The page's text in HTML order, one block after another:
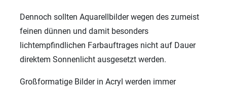
Dennoch sollten Aquarellbilder wegen des zumeist
feinen dünnen und damit besonders
lichtempfindlichen Farbauftrages nicht auf Dauer
direktem Sonnenlicht ausgesetzt werden.
Großformatige Bilder in Acryl werden immer